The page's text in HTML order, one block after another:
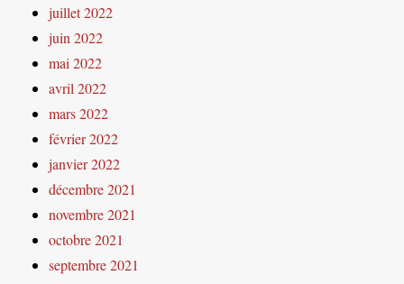
juillet 2022
juin 2022
mai 2022
avril 2022
mars 2022
février 2022
janvier 2022
décembre 2021
novembre 2021
octobre 2021
septembre 2021